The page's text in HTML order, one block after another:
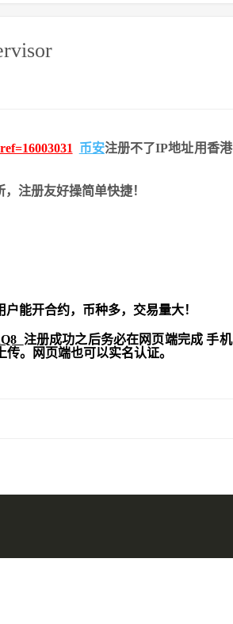
币安注册不了IP地址用香
注册友好操简单快捷！
能开合约， 币种多，交易量大！
注册成功之后务必在网页端完成 手
。网页端也可以实名认证。